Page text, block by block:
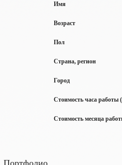
Имя
Возраст
Пол
Страна, регион
Город
Стоимость часа работы
Стоимость месяца
Портфолио